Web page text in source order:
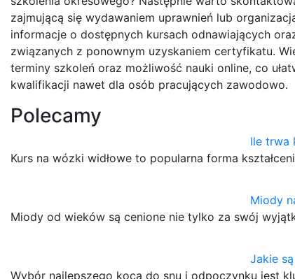
zajmującą się wydawaniem uprawnień lub
informacje o dostępnych kursach odnawiających
związanych z ponownym uzyskaniem certyfikatu.
terminy szkoleń oraz możliwość nauki online, co
kwalifikacji nawet dla osób pracujących zawodowo.
Polecamy
Ile trwa
Kurs na wózki widłowe to popularna forma
Miody
Miody od wieków są cenione nie tylko za swój
Jakie
Wybór najlepszego koca do snu i odpoczynku jest